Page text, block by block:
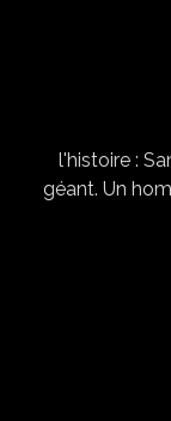
l'histoire :
géant. Un